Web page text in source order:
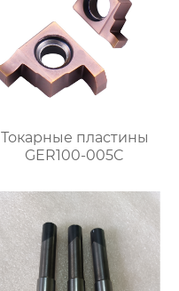
Токарные пластины
GER100-005C